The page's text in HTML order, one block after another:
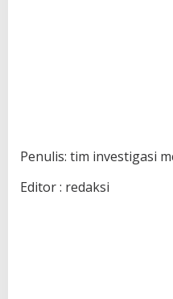
Penulis: tim investigasi
Editor : redaksi